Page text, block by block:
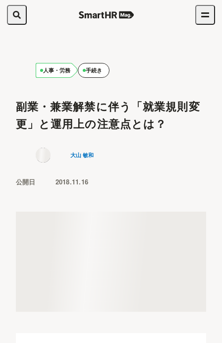
人事・労務 手続き
副業・兼業解禁に伴う「就業規則変
更」と運用上の注意点とは？
大山 敏和
公開日 2018.11.16